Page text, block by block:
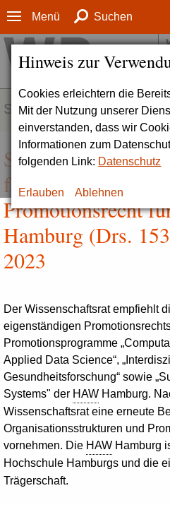
Hinweis zur
Cookies erleichtern die
Mit der Nutzung unserer
einverstanden, dass wir
Informationen zum
folgenden Link: Datenschutz
Erlauben Ablehnen
Menü Suchen
SERVICE
Stellungnahme zu
Promotionsrecht
Hamburg (Drs.
2023
Der Wissenschaftsrat empfiehlt
eigenständigen
Promotionsprogramme „
Applied Data Science“,
Gesundheitsforschung“ sowie „
Systems" der HAW Hamburg.
Wissenschaftsrat eine erneute
Organisationsstrukturen und
vornehmen. Die HAW Hamburg
Hochschule Hamburgs und die
Trägerschaft.